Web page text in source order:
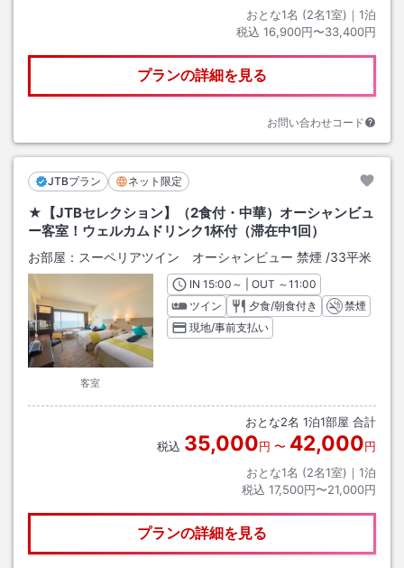
おとな1名 (2名1室)｜ 1泊
税込 16,900円〜33,400円
プランの詳細を見る
お問い合わせコード
JTBプラン ネット限定
★【JTBセレクション】（2食付・中華）オーシャンビュ
ー客室！ウェルカムドリンク1杯付（滞在中1回）
お部屋： スーペリアツイン オーシャンビュー 禁煙 /33平米
客室
INチェックイン
15:00 ～ | OUT チェックアウト
～11:00
ツイン
夕食/朝食付き
禁煙
現地/事前支払い
おとな2名 1泊1部屋 合計
税込 35,000円 〜 42,000円
おとな1名 (2名1室)｜ 1泊
税込 17,500円〜21,000円
プランの詳細を見る